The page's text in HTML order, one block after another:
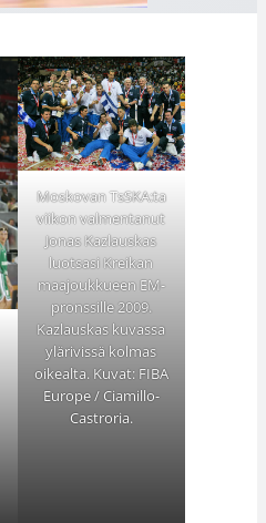
Moskovan TsSKA:ta
viikon valmentanut
Jonas Kazlauskas
luotsasi Kreikan
maajoukkueen EM-
pronssille 2009.
Kazlauskas kuvassa
ylärivissä kolmas
oikealta. Kuvat: FIBA
Europe / Ciamillo-
Castroria.